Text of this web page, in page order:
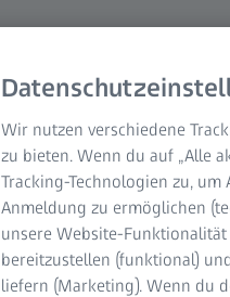
Wir nutzen verschiedene
zu bieten. Wenn du auf „Alle
Tracking-Technologien zu,
Anmeldung zu ermöglichen
unsere Website-
bereitzustellen (funktional)
liefern (Marketing). Wenn du